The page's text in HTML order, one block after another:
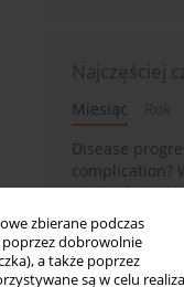
zbierane podczas
poprzez dobrowolnie
a także poprzez
są w celu
Najczęściej
Miesiąc
Rok
Disease
complication?
misleads in
syndrome: A
Personality
in university